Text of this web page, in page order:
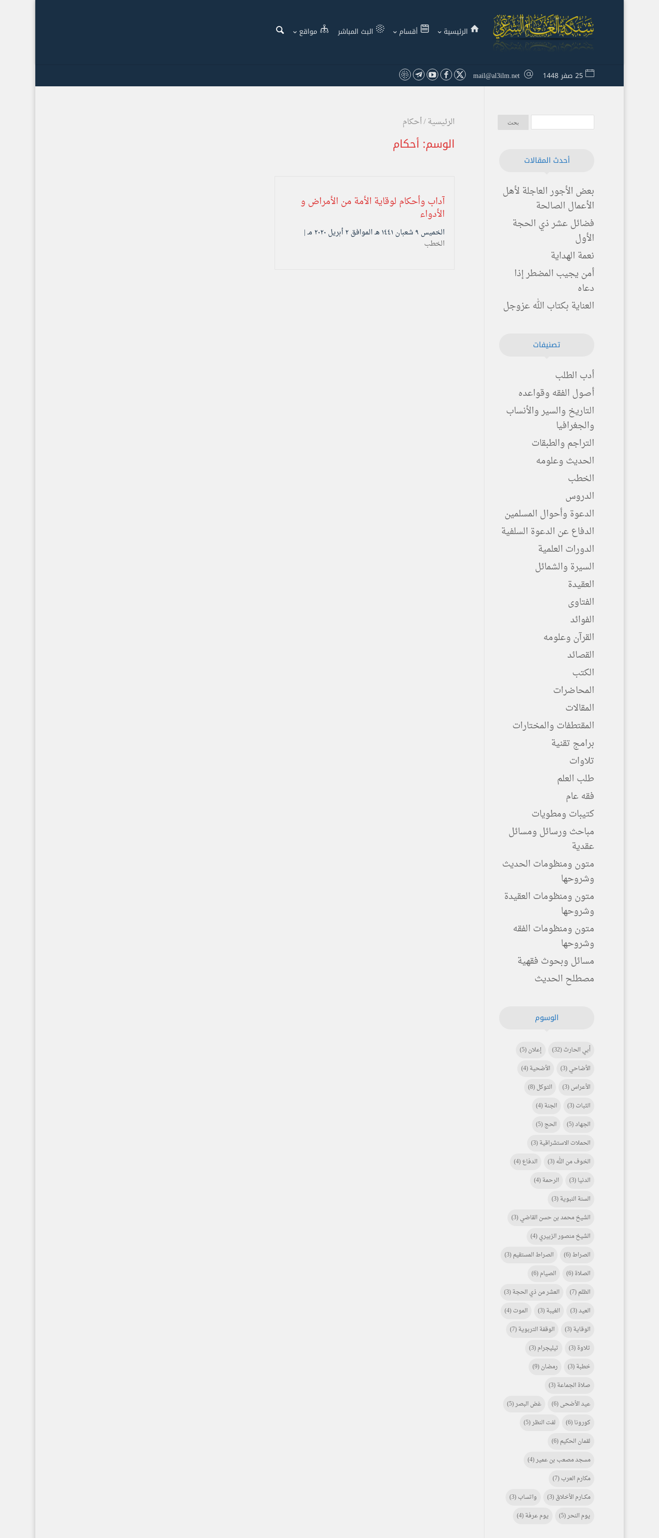
الرئيسية أقسام البث المباشر مواقع
25 صفر 1448 mail@al3ilm.net
الرئيسية/أحكام
الوسم: أحكام
آداب وأحكام لوقاية الأمة من الأمراض و
الأدواء
الخميس ۹ شعبان ۱٤٤۱ هـ الموافق ۲ أبريل ۲۰۲۰ مـ |
الخطب
أحدث المقالات
بعض الأجور العاجلة لأهل
الأعمال الصالحة
فضائل عشر ذي الحجة
الأول
نعمة الهداية
أمن يجيب المضطر إذا
دعاه
العناية بكتاب الله عزوجل
تصنيفات
أدب الطلب
أصول الفقه وقواعده
التاريخ والسير والأنساب
والجغرافيا
التراجم والطبقات
الحديث وعلومه
الخطب
الدروس
الدعوة وأحوال المسلمين
الدفاع عن الدعوة السلفية
الدورات العلمية
السيرة والشمائل
العقيدة
الفتاوى
الفوائد
القرآن وعلومه
القصائد
الكتب
المحاضرات
المقالات
المقتطفات والمختارات
برامج تقنية
تلاوات
طلب العلم
فقه عام
كتيبات ومطويات
مباحث ورسائل ومسائل
عقدية
متون ومنظومات الحديث
وشروحها
متون ومنظومات العقيدة
وشروحها
متون ومنظومات الفقه
وشروحها
مسائل وبحوث فقهية
مصطلح الحديث
الوسوم
أبي الحارث(32) إعلان(5)
الأضاحي(3) الأضحية(4)
الأعراس(3) التوكل(8)
الثبات(3) الجنة(4)
الجهاد(5) الحج(5)
الحملات الاستشراقية(3)
الخوف من الله(3) الدفاع(4)
الدنيا(3) الرحمة(4)
السنة النبوية(3)
الشيخ محمد بن حسن القاضي(3)
الشيخ منصور الزبيري(4)
الصراط(6) الصراط المستقيم(3)
الصلاة(6) الصيام(6)
الظلم(7) العشر من ذي الحجة(3)
العيد(3) الغيبة(3) الموت(4)
الوقاية(3) الوقفة التربوية(7)
تلاوة(3) تيليجرام(3)
خطبة(3) رمضان(9)
صلاة الجماعة(3)
عيد الأضحى(6) غض البصر(5)
كورونا(6) لفت النظر(5)
لقمان الحكيم(6)
مسجد مصعب بن عمير(4)
مكارم العرب(7)
مكـــارم الأخلاق(3) واتساب(3)
يوم النحر(5) يوم عرفة(4)